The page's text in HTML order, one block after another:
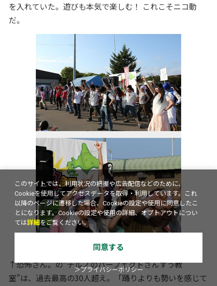
を入れていた。遊びも本気で楽しむ！ これこそニコ動
だ。
↑恐怖さん。の“チルノのパーフェクトさんすう教
室”は、過去最高の30人超え。「踊りよりも勢いを感じて
このサイトでは、利用状況の把握や広告配信などのために、
Cookieを使用してアクセスデータを取得・利用しています。これ
以降のページに遷移した場合、Cookieの設定や使用に同意したこ
とになります。Cookieの設定や使用の詳細、オプトアウトについ
ては詳細 をご覧ください。
同意する
＞プライバシーポリシー